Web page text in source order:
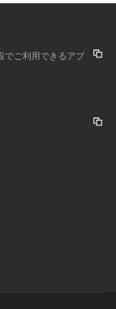
でご利用できるアプ